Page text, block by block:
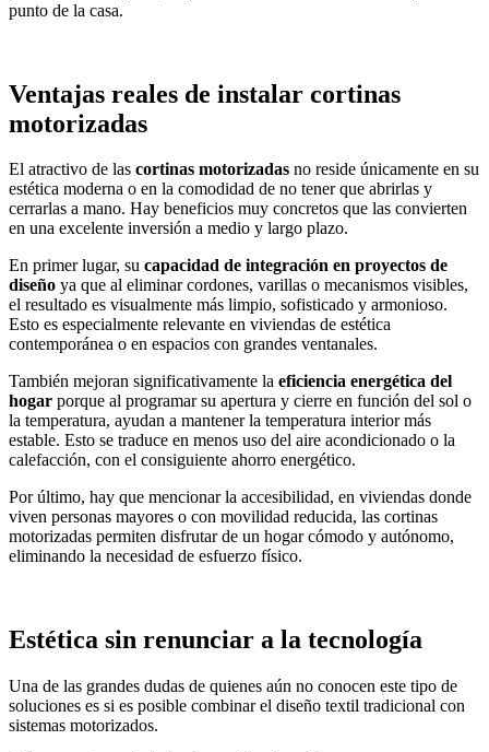
punto de la casa.
Ventajas reales de instalar cortinas
motorizadas
El atractivo de las cortinas motorizadas no reside únicamente en su
estética moderna o en la comodidad de no tener que abrirlas y
cerrarlas a mano. Hay beneficios muy concretos que las convierten
en una excelente inversión a medio y largo plazo.
En primer lugar, su capacidad de integración en proyectos de
diseño ya que al eliminar cordones, varillas o mecanismos visibles,
el resultado es visualmente más limpio, sofisticado y armonioso.
Esto es especialmente relevante en viviendas de estética
contemporánea o en espacios con grandes ventanales.
También mejoran significativamente la eficiencia energética del
hogar porque al programar su apertura y cierre en función del sol o
la temperatura, ayudan a mantener la temperatura interior más
estable. Esto se traduce en menos uso del aire acondicionado o la
calefacción, con el consiguiente ahorro energético.
Por último, hay que mencionar la accesibilidad, en viviendas donde
viven personas mayores o con movilidad reducida, las cortinas
motorizadas permiten disfrutar de un hogar cómodo y autónomo,
eliminando la necesidad de esfuerzo físico.
Estética sin renunciar a la tecnología
Una de las grandes dudas de quienes aún no conocen este tipo de
soluciones es si es posible combinar el diseño textil tradicional con
sistemas motorizados.